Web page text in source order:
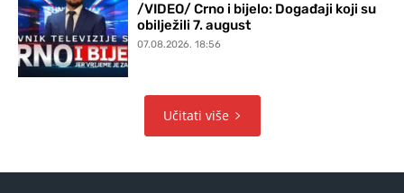
/VIDEO/ Crno i bijelo: Događaji koji su
obilježili 7. august
07.08.2026. 18:56
Učitati više